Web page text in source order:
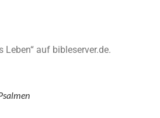
auf bibleserver.de.